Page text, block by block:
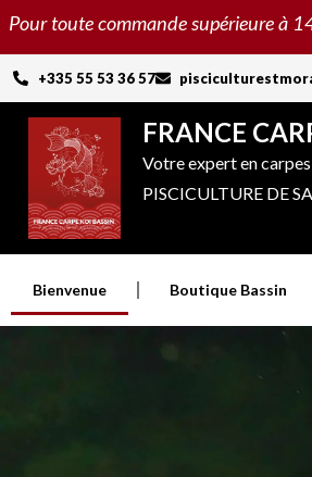
Aller
contenu
Pour toute commande supérieure à
+335 55 53 36 57
FRANCE
Votre expert en
PISCICULTURE DE
Bienvenue Boutique Bassin